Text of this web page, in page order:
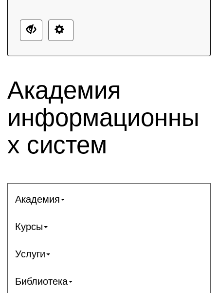
Академия
информационны
х систем
Академия
Курсы
Услуги
Библиотека